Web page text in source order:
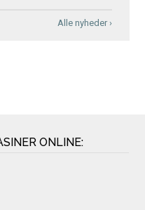
Alle nyheder ›
ONLINE: